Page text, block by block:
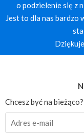
o podzielenie się z
Jest to dla nas bardzo
Chcesz być na